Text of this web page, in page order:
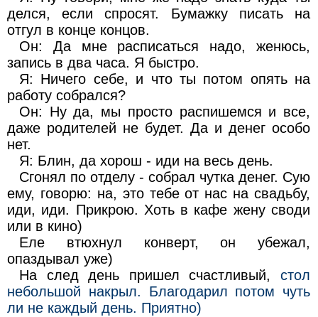
делся, если спросят. Бумажку писать на
отгул в конце концов.
Он: Да мне расписаться надо, женюсь,
запись в два часа. Я быстро.
Я: Ничего себе, и что ты потом опять на
работу собрался?
Он: Ну да, мы просто распишемся и все,
даже родителей не будет. Да и денег особо
нет.
Я: Блин, да хорош - иди на весь день.
Сгонял по отделу - собрал чутка денег. Сую
ему, говорю: на, это тебе от нас на свадьбу,
иди, иди. Прикрою. Хоть в кафе жену своди
или в кино)
Еле втюхнул конверт, он убежал,
опаздывал уже)
На след день пришел счастливый,стол
небольшой накрыл. Благодарил потом чуть
ли не каждый день. Приятно)